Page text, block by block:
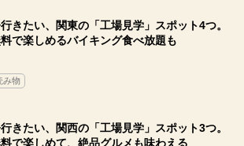
きたい、関東の「工場見学」スポット4つ。
で楽しめるバイキング食べ放題も
み物
きたい、関西の「工場見学」スポット3つ。
で楽しめて、絶品グルメも味わえる